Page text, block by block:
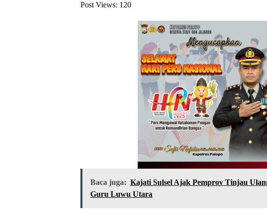
Post Views: 120
Baca juga: Kajati Sulsel Ajak Pemprov Tinjau
Guru Luwu Utara